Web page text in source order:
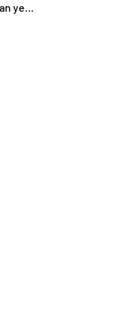
yeni